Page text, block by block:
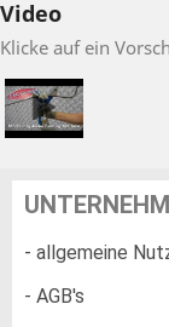
Video
Klicke auf ein
- allgemeine
- AGB's